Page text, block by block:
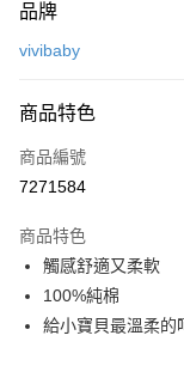
信用卡一次付款
街口支付
悠遊付
運送方式
基本宅配
每筆NT$150，滿
品牌
vivibaby
商品特色
商品編號
7271584
商品特色
觸感舒適又柔軟
100%純棉
給小寶貝最溫柔的